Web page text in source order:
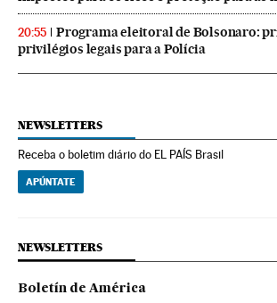
20:55
Programa eleitoral de Bolsonaro:
privilégios legais para a Polícia
NEWSLETTERS
Receba o boletim diário do EL PAÍS Brasil
APÚNTATE
NEWSLETTERS
Boletín de América